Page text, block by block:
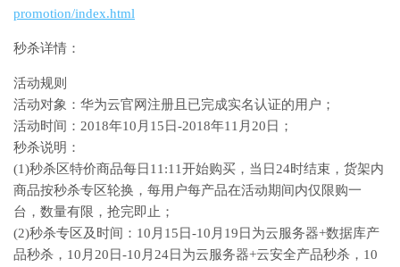
promotion/index.html
秒杀详情：
活动规则
活动对象：华为云官网注册且已完成实名认证的用户；
活动时间：2018年10月15日-2018年11月20日；
秒杀说明：
(1)秒杀区特价商品每日11:11开始购买，当日24时结束，货架内
商品按秒杀专区轮换，每用户每产品在活动期间内仅限购一
台，数量有限，抢完即止；
(2)秒杀专区及时间：10月15日-10月19日为云服务器+数据库产
品秒杀，10月20日-10月24日为云服务器+云安全产品秒杀，10